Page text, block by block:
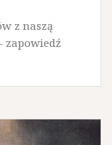
z naszą
zapowiedź